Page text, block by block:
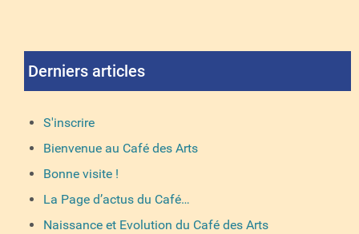
Derniers articles
S'inscrire
Bienvenue au Café des Arts
Bonne visite !
La Page d’actus du Café…
Naissance et Evolution du Café des Arts